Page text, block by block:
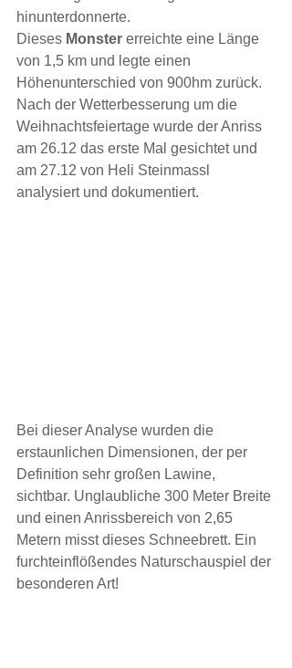
hinunterdonnerte.
Dieses Monster erreichte eine Länge
von 1,5 km und legte einen
Höhenunterschied von 900hm zurück.
Nach der Wetterbesserung um die
Weihnachtsfeiertage wurde der Anriss
am 26.12 das erste Mal gesichtet und
am 27.12 von Heli Steinmassl
analysiert und dokumentiert.
Bei dieser Analyse wurden die
erstaunlichen Dimensionen, der per
Definition sehr großen Lawine,
sichtbar. Unglaubliche 300 Meter Breite
und einen Anrissbereich von 2,65
Metern misst dieses Schneebrett. Ein
furchteinflößendes Naturschauspiel der
besonderen Art!